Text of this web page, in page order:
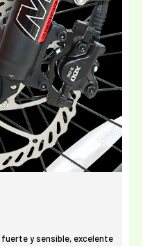
y sensible, excelente